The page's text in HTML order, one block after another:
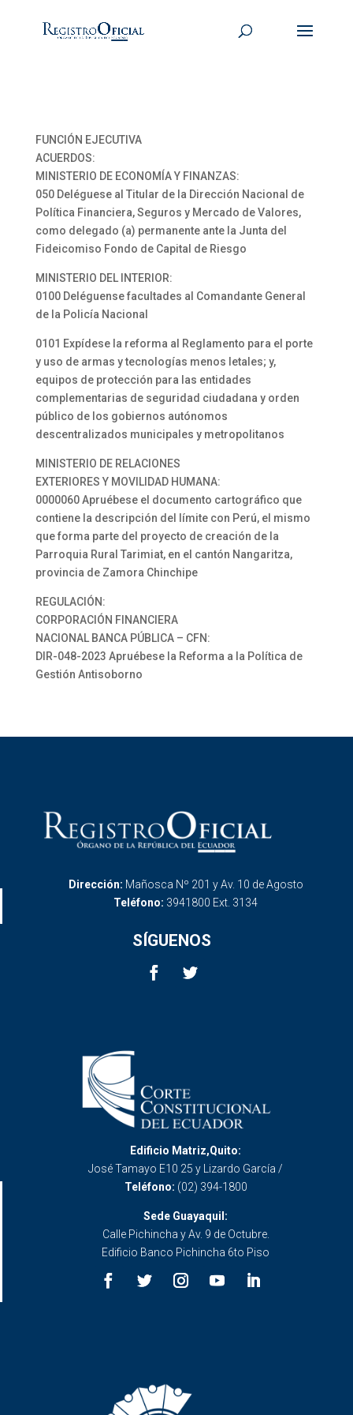
FUNCIÓN EJECUTIVA
ACUERDOS:
MINISTERIO DE ECONOMÍA Y FINANZAS:
050 Deléguese al Titular de la Dirección Nacional de
Política Financiera, Seguros y Mercado de Valores,
como delegado (a) permanente ante la Junta del
Fideicomiso Fondo de Capital de Riesgo
MINISTERIO DEL INTERIOR:
0100 Deléguense facultades al Comandante General
de la Policía Nacional
0101 Expídese la reforma al Reglamento para el porte
y uso de armas y tecnologías menos letales; y,
equipos de protección para las entidades
complementarias de seguridad ciudadana y orden
público de los gobiernos autónomos
descentralizados municipales y metropolitanos
MINISTERIO DE RELACIONES
EXTERIORES Y MOVILIDAD HUMANA:
0000060 Apruébese el documento cartográfico que
contiene la descripción del límite con Perú, el mismo
que forma parte del proyecto de creación de la
Parroquia Rural Tarimiat, en el cantón Nangaritza,
provincia de Zamora Chinchipe
REGULACIÓN:
CORPORACIÓN FINANCIERA
NACIONAL BANCA PÚBLICA – CFN:
DIR-048-2023 Apruébese la Reforma a la Política de
Gestión Antisoborno
Dirección: Mañosca Nº 201 y Av. 10 de Agosto
Teléfono: 3941800 Ext. 3134
SÍGUENOS
Edificio Matriz,Quito:
José Tamayo E10 25 y Lizardo García /
Teléfono: (02) 394-1800
Sede Guayaquil:
Calle Pichincha y Av. 9 de Octubre.
Edificio Banco Pichincha 6to Piso